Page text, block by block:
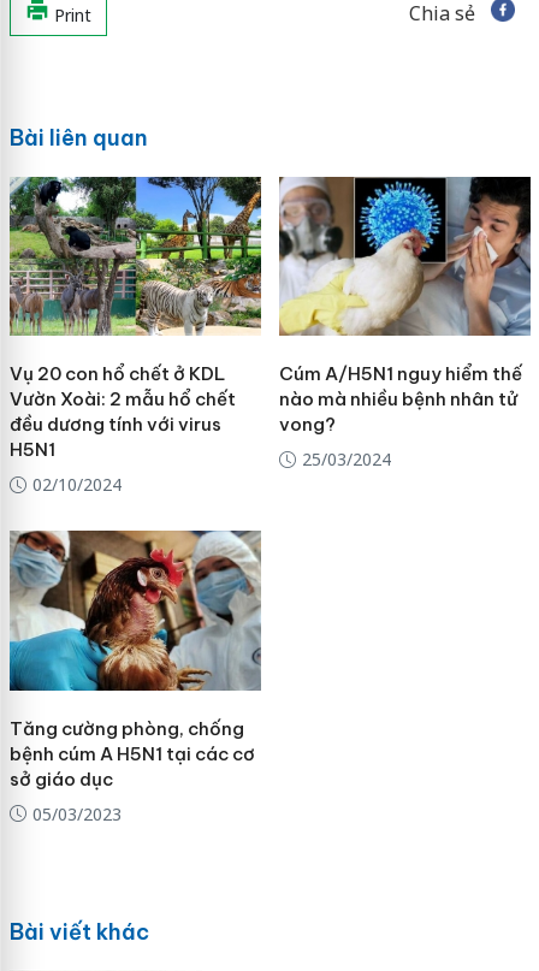
Print Chia sẻ
Bài liên quan
Vụ 20 con hổ chết ở KDL
Vườn Xoài: 2 mẫu hổ chết
đều dương tính với virus
H5N1
02/10/2024
Cúm A/H5N1 nguy hiểm thế
nào mà nhiều bệnh nhân tử
vong?
25/03/2024
Tăng cường phòng, chống
bệnh cúm A H5N1 tại các cơ
sở giáo dục
05/03/2023
Bài viết khác